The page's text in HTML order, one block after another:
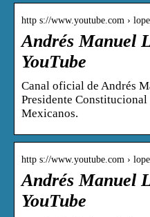
http s://www.youtube.com ›
Andrés Manuel
YouTube
Canal oficial de Andrés
Presidente
Mexicanos.
http s://www.youtube.com ›
Andrés Manuel
YouTube